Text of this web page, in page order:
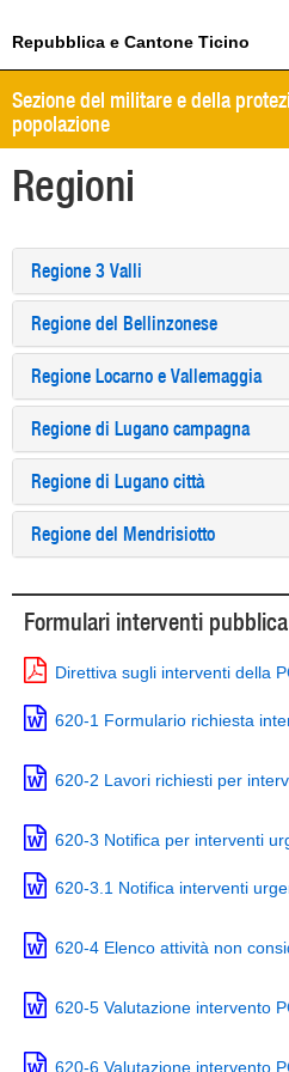
Repubblica e Cantone Ticino
Sezione del militare e della
popolazione
Regioni
Regione 3 Valli
Regione del Bellinzonese
Regione Locarno e Vallemaggia
Regione di Lugano campagna
Regione di Lugano città
Regione del Mendrisiotto
Formulari interventi
Direttiva sugli interventi della
620-1 Formulario richiesta
620-2 Lavori richiesti per
620-3 Notifica per interventi
620-3.1 Notifica interventi
620-4 Elenco attività non
620-5 Valutazione intervento
620-6 Valutazione intervento